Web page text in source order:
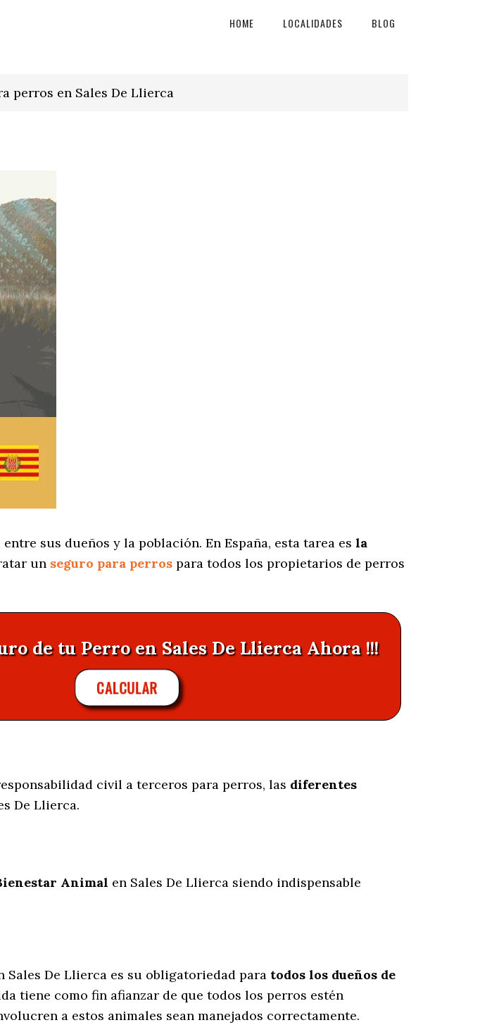
HOME LOCALIDADES BLOG
perros en Sales De Llierca
sus dueños y la población. En España, esta tarea es la
un seguro para perros para todos los propietarios de perros
de tu Perro en Sales De Llierca Ahora !!!
CALCULAR
civil a terceros para perros, las diferentes
De Llierca.
Animal en Sales De Llierca siendo indispensable
De Llierca es su obligatoriedad para todos los dueños de
tiene como fin afianzar de que todos los perros estén
a estos animales sean manejados correctamente.